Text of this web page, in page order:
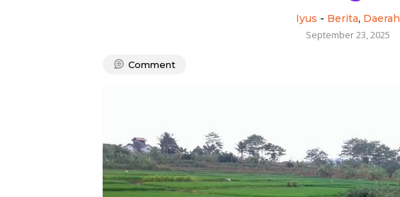
Iyus - Berita, Daerah
September 23, 2025
Comment